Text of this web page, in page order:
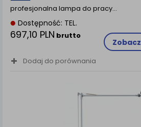
profesjonalna lampa do pracy…
Dostępność: TEL.
697,10 PLN brutto
Zobacz
Dodaj do porównania